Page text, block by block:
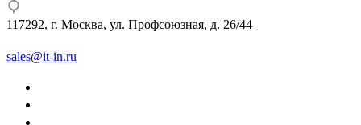
117292, г. Москва, ул. Профсоюзная, д. 26/44
sales@it-in.ru